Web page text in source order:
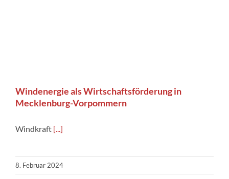
Windenergie als Wirtschaftsförderung in
Mecklenburg-Vorpommern
Windkraft [...]
8. Februar 2024